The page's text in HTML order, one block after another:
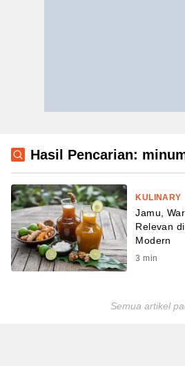
Hasil Pencarian:
KULINARY
Jamu,
Relevan
Modern
3 min
Semua artikel